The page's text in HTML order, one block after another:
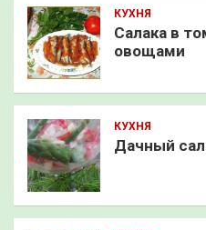
КУХНЯ
Салака в
овощами
КУХНЯ
Дачный